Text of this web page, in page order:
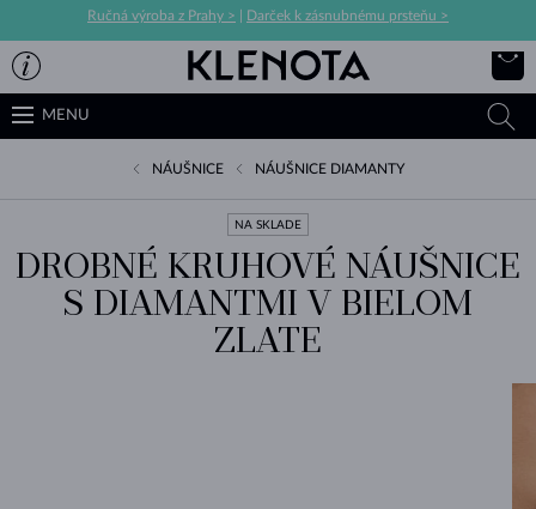
Ručná výroba z Prahy > Darček k zásnubnému prsteňu >
MENU
NÁUŠNICE NÁUŠNICE DIAMANTY
NA SKLADE
DROBNÉ KRUHOVÉ NÁUŠNICE
S DIAMANTMI V BIELOM
ZLATE